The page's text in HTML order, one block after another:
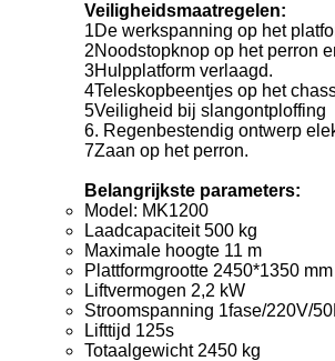
Veiligheidsmaatregelen:
1De werkspanning op het
2Noodstopknop op het perron
3Hulpplatform verlaagd.
4Teleskopbeentjes op het
5Veiligheid bij slangontploffing
6. Regenbestendig ontwerp
7Zaan op het perron.
Belangrijkste parameters:
Model: MK1200
Laadcapaciteit 500 kg
Maximale hoogte 11 m
Plattformgrootte 2450*1350 mm
Liftvermogen 2,2 kW
Stroomspanning 1fase/220V/
Lifttijd 125s
Totaalgewicht 2450 kg